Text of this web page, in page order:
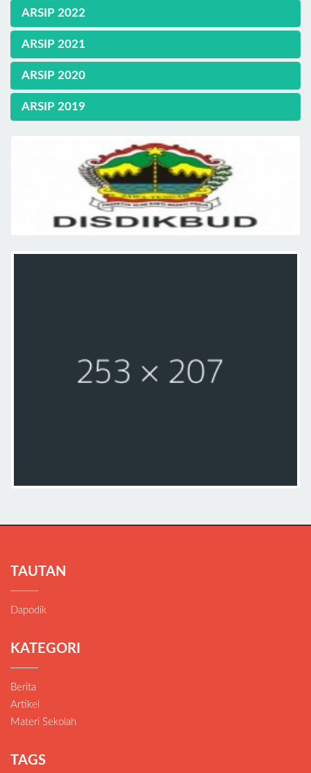
ARSIP 2022
ARSIP 2021
ARSIP 2020
ARSIP 2019
TAUTAN
Dapodik
KATEGORI
Berita
Artikel
Materi Sekolah
TAGS